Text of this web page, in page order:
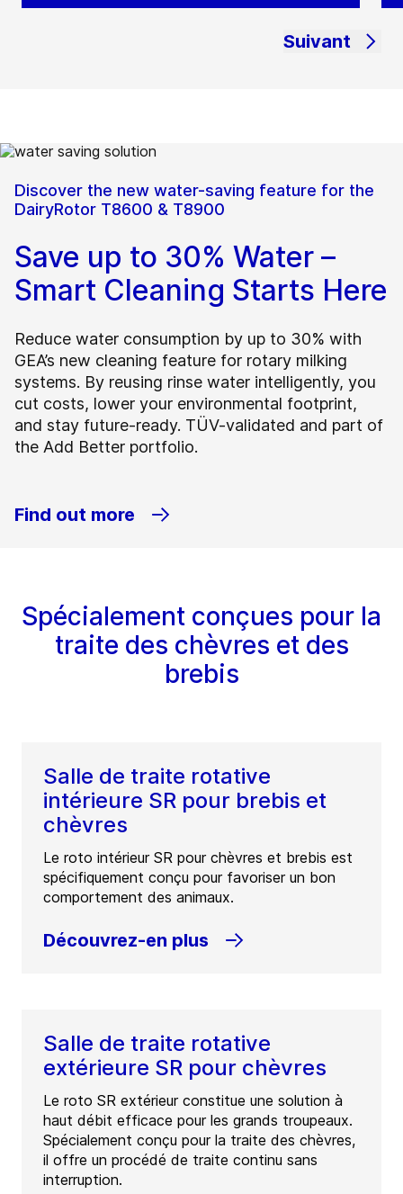
Suivant
Discover the new water-saving feature for the
DairyRotor T8600 & T8900
Save up to 30% Water –
Smart Cleaning Starts Here
Reduce water consumption by up to 30% with
GEA’s new cleaning feature for rotary milking
systems. By reusing rinse water intelligently, you
cut costs, lower your environmental footprint,
and stay future-ready. TÜV-validated and part of
the Add Better portfolio.
Find out more
Spécialement conçues pour la
traite des chèvres et des
brebis
Salle de traite rotative
intérieure SR pour brebis et
chèvres
Le roto intérieur SR pour chèvres et brebis est
spécifiquement conçu pour favoriser un bon
comportement des animaux.
Découvrez-en plus
Salle de traite rotative
extérieure SR pour chèvres
Le roto SR extérieur constitue une solution à
haut débit efficace pour les grands troupeaux.
Spécialement conçu pour la traite des chèvres,
il offre un procédé de traite continu sans
interruption.